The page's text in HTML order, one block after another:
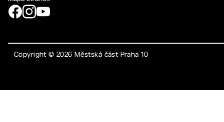
Copyright ©2026 Městská část Praha 10